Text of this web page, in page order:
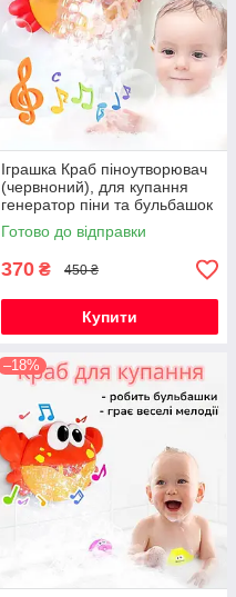
Іграшка Краб піноутворювач
(червноний), для купання
генератор піни та бульбашок
з музикою на присосці
Готово до відправки
370 ₴ 450 ₴
Купити
–18%